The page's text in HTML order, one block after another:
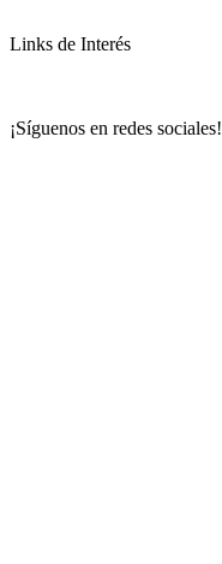
Links de Interés
¡Síguenos en redes sociales!